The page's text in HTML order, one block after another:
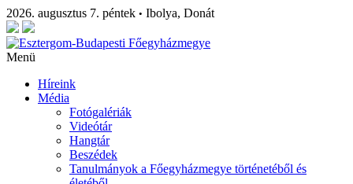
2026. augusztus 7. péntek • Ibolya, Donát
Menü
Híreink
Média
Fotógalériák
Videótár
Hangtár
Beszédek
Tanulmányok a Főegyházmegye történetéből és